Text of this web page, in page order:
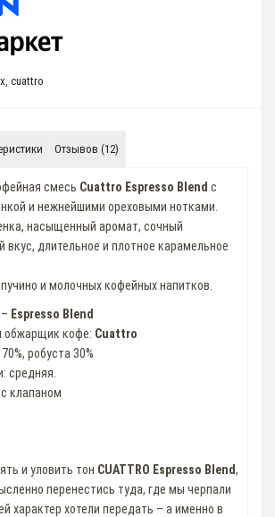
, cuattro
Отзывов (12)
смесь Cuattro Espresso Blend с
и нежнейшими ореховыми нотками.
насыщенный аромат, сочный
длительное и плотное карамельное
и молочных кофейных напитков.
Espresso Blend
обжарщик кофе: Cuattro
робуста 30%
средняя.
клапаном
и уловить тон CUATTRO Espresso Blend,
перенестись туда, где мы черпали
характер хотели передать – а именно в